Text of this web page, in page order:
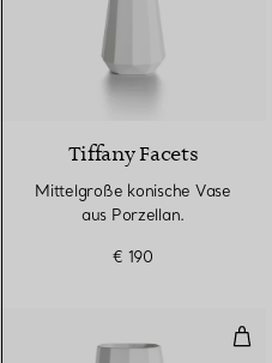
Tiffany Facets
Mittelgroße konische Vase
aus Porzellan.
€ 190